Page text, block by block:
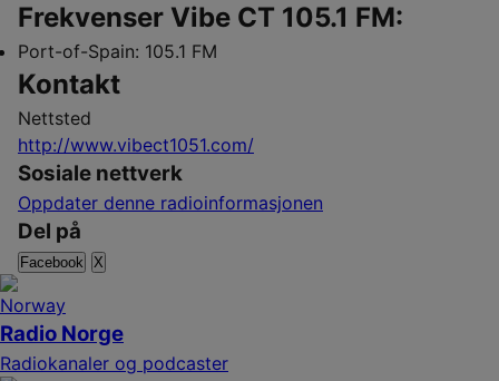
Frekvenser Vibe CT 105.1 FM:
Port-of-Spain: 105.1 FM
Kontakt
Nettsted
http://www.vibect1051.com/
Sosiale nettverk
Oppdater denne radioinformasjonen
Del på
Facebook X
Radio Norge
Radiokanaler og podcaster